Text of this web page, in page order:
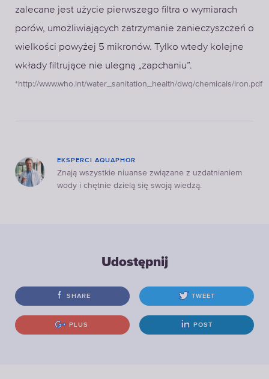
zalecane jest użycie pierwszego filtra o wymiarach
porów, umożliwiających zatrzymanie zanieczyszczeń o
wielkości powyżej 5 mikronów. Tylko wtedy kolejne
wkłady filtrujące nie ulegną „zapchaniu”.
*http://www.who.int/water_sanitation_health/dwq/chemicals/iron.pdf
EKSPERCI AQUAPHOR
Znają wszystkie niuanse związane z uzdatnianiem
wody i chętnie dzielą się swoją wiedzą.
Udostępnij
SHARE TWEET
PLUS POST